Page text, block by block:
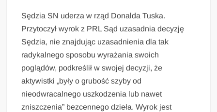
Sędzia SN uderza w rząd Donalda Tuska.
Przytoczył wyrok z PRL Sąd uzasadnia decyzję
Sędzia, nie znajdując uzasadnienia dla tak
radykalnego sposobu wyrażania swoich
poglądów, podkreślił w swojej decyzji, że
aktywistki „były o grubość szyby od
nieodwracalnego uszkodzenia lub nawet
zniszczenia” bezcennego dzieła. Wyrok jest